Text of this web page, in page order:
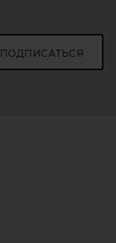
ПОДПИСАТЬСЯ